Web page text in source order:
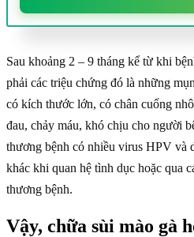
Sau khoảng 2 – 9 tháng kể từ khi
phải các triệu chứng đó là những
có kích thước lớn, có chân cuống
đau, chảy máu, khó chịu cho người
thương bệnh có nhiều virus HPV và
khác khi quan hệ tình dục hoặc qua
thương bệnh.
Vậy, chữa sùi mào gà